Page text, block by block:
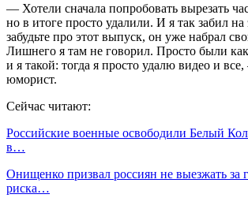
— Хотели сначала попробовать вырезать
но в итоге просто удалили. И я так забил
забудьте про этот выпуск, он уже набрал
Лишнего я там не говорил. Просто были
и я такой: тогда я просто удалю видео и
юморист.
Сейчас читают:
Российские военные освободили Белый
в…
Онищенко призвал россиян не выезжать за
риска…